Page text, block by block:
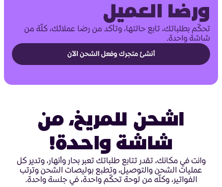
ورضا العميل
تحكّم بطلباتك، تابع حالتها، وتأكد من رضا عملائك، كلّة من
شاشة واحدة.
أنشئ متجرك وفعل الشحن الآن
اشحن للمريخ، من
شاشة واحدة!
وانت في مكانك، تقدر تتابع طلباتك تعبر بحار وأنهار، وتدير كل
عمليات الشحن والتوصيل، وتطبع بوليصات الشحن وترتب
الفواتير، وكلّه من لوحة تحكّم واحدة، في جلسة واحدة.